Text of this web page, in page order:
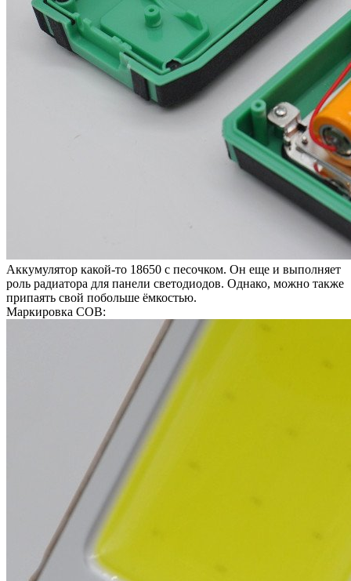
Аккумулятор какой-то 18650 с песочком. Он еще и выполняет
роль радиатора для панели светодиодов. Однако, можно также
припаять свой побольше ёмкостью.
Маркировка COB: